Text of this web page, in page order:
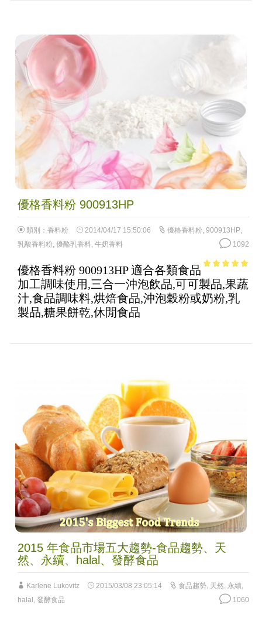
優格香料粉 900913HP
類別： 香料粉 2014/04/17 15:50:06 優格香料粉, 900913HP,
乳酸香料粉, 優酪乳香料, 牛奶香料 1092
5
優格香料粉 900913HP 適合各類食品
加工調味使用,三合一沖泡飲品,可可製品,果蔬
汁,食品調味料,烘焙食品,沖泡穀粉或奶粉,乳
製品,糖果餅乾,休閒食品
2015 年食品市場五大趨勢-食品趨勢、天
然、永續、halal、發酵食品
Karlene Lukovitz 2015/03/08 23:05:14 食品趨勢, 天然, 永續,
halal , 發酵食品 1060